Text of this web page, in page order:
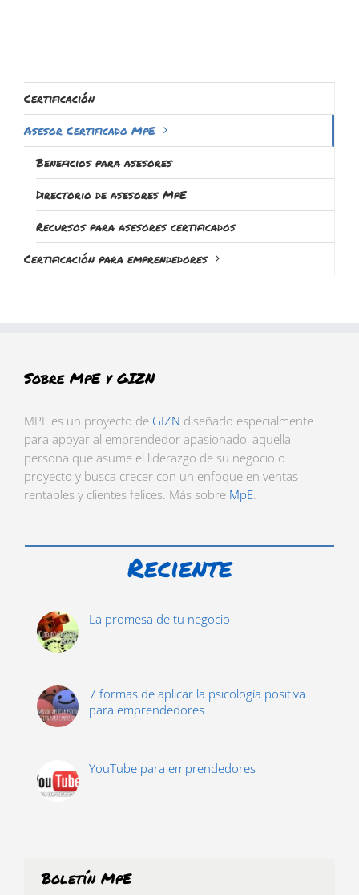
Certificación
Asesor Certificado MpE
Beneficios para asesores
Directorio de asesores MpE
Recursos para asesores certificados
Certificación para emprendedores
Sobre MpE y GIZN
MPE es un proyecto de GIZN diseñado especialmente
para apoyar al emprendedor apasionado, aquella
persona que asume el liderazgo de su negocio o
proyecto y busca crecer con un enfoque en ventas
rentables y clientes felices. Más sobre MpE.
Reciente
La promesa de tu negocio
7 formas de aplicar la psicología positiva
para emprendedores
YouTube para emprendedores
Boletín MpE